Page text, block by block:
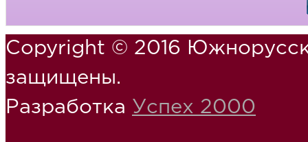
Copyright © 2016
защищены.
Разработка Успех 2000